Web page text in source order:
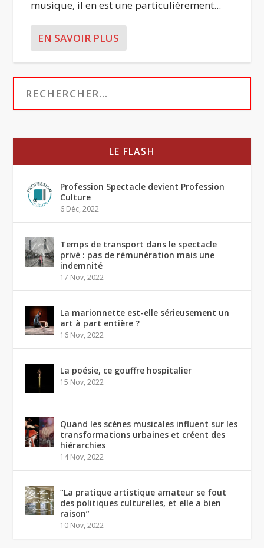
musique, il en est une particulièrement...
EN SAVOIR PLUS
LE FLASH
Profession Spectacle devient Profession
Culture
6 Déc, 2022
Temps de transport dans le spectacle
privé : pas de rémunération mais une
indemnité
17 Nov, 2022
La marionnette est-elle sérieusement un
art à part entière ?
16 Nov, 2022
La poésie, ce gouffre hospitalier
15 Nov, 2022
Quand les scènes musicales influent sur les
transformations urbaines et créent des
hiérarchies
14 Nov, 2022
“La pratique artistique amateur se fout
des politiques culturelles, et elle a bien
raison”
10 Nov, 2022